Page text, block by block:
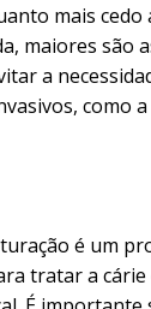
mais cedo
maiores são
a
como
é um
tratar a